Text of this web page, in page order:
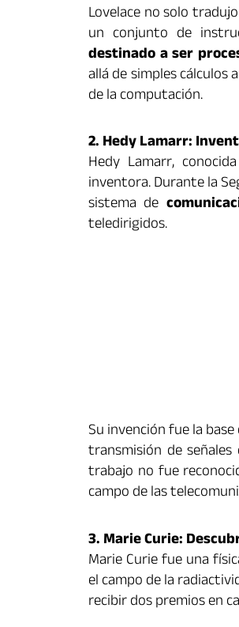
Lovelace no solo
un conjunto de
destinado a ser
allá de simples
de la computación.
2. Hedy Lamarr:
Hedy Lamarr,
inventora. Durante la
sistema de
teledirigidos.
Su invención fue la
transmisión de
trabajo no fue
campo de las
3. Marie Curie:
Marie Curie fue una
el campo de la
recibir dos premios en